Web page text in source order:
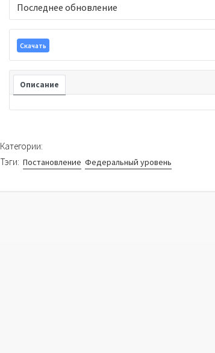
Последнее обновление
Скачать
Описание
Категории:
Тэги: Постановление Федеральный уровень